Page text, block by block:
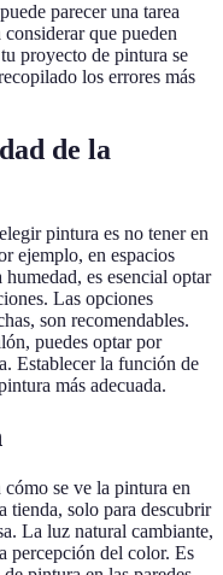
parecer una tarea
que pueden
proyecto de pintura se
los errores más
de la
pintura es no tener en
ejemplo, en espacios
es esencial optar
Las opciones
son recomendables.
puedes optar por
Establecer la función de
más adecuada.
se ve la pintura en
tienda, solo para descubrir
La luz natural cambiante,
percepción del color. Es